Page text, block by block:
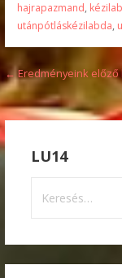
hajrapazmand,
utánpótláskézilabda,
Bejegyzés
navigáció
← Eredményeink előző
LU14